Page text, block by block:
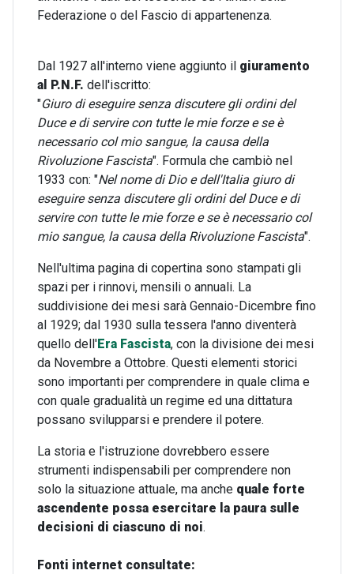
Federazione o del Fascio di appartenenza.
Dal 1927 all'interno viene aggiunto il giuramento
al P.N.F. dell'iscritto:
"Giuro di eseguire senza discutere gli ordini del
Duce e di servire con tutte le mie forze e se è
necessario col mio sangue, la causa della
Rivoluzione Fascista". Formula che cambiò nel
1933 con: "Nel nome di Dio e dell'Italia giuro di
eseguire senza discutere gli ordini del Duce e di
servire con tutte le mie forze e se è necessario col
mio sangue, la causa della Rivoluzione Fascista".
Nell'ultima pagina di copertina sono stampati gli
spazi per i rinnovi, mensili o annuali. La
suddivisione dei mesi sarà Gennaio-Dicembre fino
al 1929; dal 1930 sulla tessera l'anno diventerà
quello dell'Era Fascista, con la divisione dei mesi
da Novembre a Ottobre. Questi elementi storici
sono importanti per comprendere in quale clima e
con quale gradualità un regime ed una dittatura
possano svilupparsi e prendere il potere.
La storia e l'istruzione dovrebbero essere
strumenti indispensabili per comprendere non
solo la situazione attuale, ma anche quale forte
ascendente possa esercitare la paura sulle
decisioni di ciascuno di noi.
Fonti internet consultate: